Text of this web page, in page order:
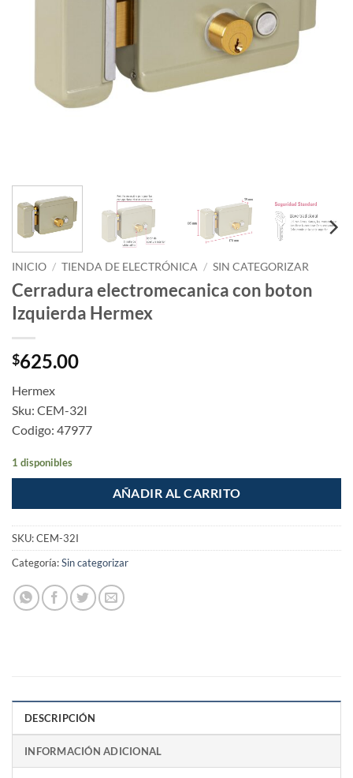
INICIO / TIENDA DE ELECTRÓNICA / SIN CATEGORIZAR
Cerradura electromecanica con boton
Izquierda Hermex
$625.00
Hermex
Sku: CEM-32I
Codigo: 47977
1 disponibles
AÑADIR AL CARRITO
SKU:CEM-32I
Categoría:Sin categorizar
DESCRIPCIÓN
INFORMACIÓN ADICIONAL